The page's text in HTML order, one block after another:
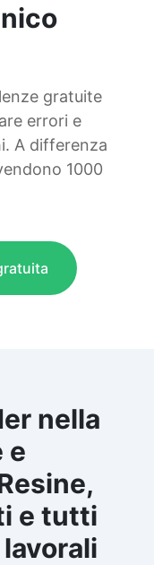
gratuite
errori e
A differenza
1000
nella
e
e tutti